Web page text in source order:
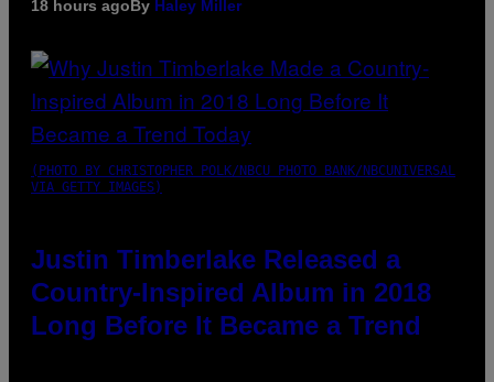
18 hours ago By Haley Miller
(PHOTO BY CHRISTOPHER POLK/NBCU PHOTO BANK/NBCUNIVERSAL
VIA GETTY IMAGES)
Justin Timberlake Released a
Country-Inspired Album in 2018
Long Before It Became a Trend